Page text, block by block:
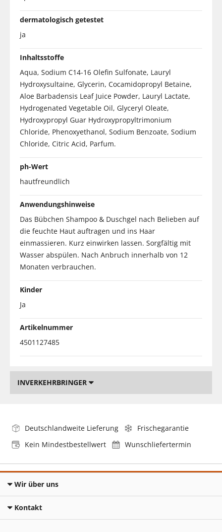
dermatologisch getestet
ja
Inhaltsstoffe
Aqua, Sodium C14-16 Olefin Sulfonate, Lauryl
Hydroxysultaine, Glycerin, Cocamidopropyl Betaine,
Aloe Barbadensis Leaf Juice Powder, Lauryl Lactate,
Hydrogenated Vegetable Oil, Glyceryl Oleate,
Hydroxypropyl Guar Hydroxypropyltrimonium
Chloride, Phenoxyethanol, Sodium Benzoate, Sodium
Chloride, Citric Acid, Parfum.
ph-Wert
hautfreundlich
Anwendungshinweise
Das Bübchen Shampoo & Duschgel nach Belieben auf
die feuchte Haut auftragen und ins Haar
einmassieren. Kurz einwirken lassen. Sorgfältig mit
Wasser abspülen. Nach Anbruch innerhalb von 12
Monaten verbrauchen.
Kinder
Ja
Artikelnummer
4501127485
INVERKEHRBRINGER
Deutschlandweite Lieferung
Frischegarantie
Kein Mindestbestellwert
Wunschliefertermin
Wir über uns
Kontakt